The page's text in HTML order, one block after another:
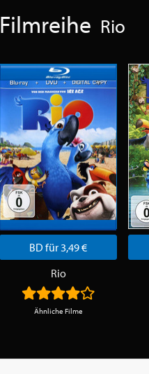
Filmreihe Rio
BD für 3,49 €
Rio
Ähnliche Filme